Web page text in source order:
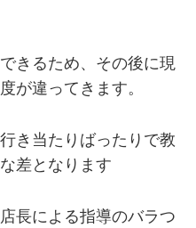
きるため、その後に現
が違ってきます。
き当たりばったりで教
差となります
長による指導のバラつ